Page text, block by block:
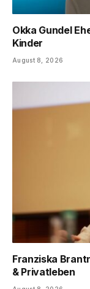
Okka Gundel
Kinder
August 8, 2026
Franziska
& Privatleben